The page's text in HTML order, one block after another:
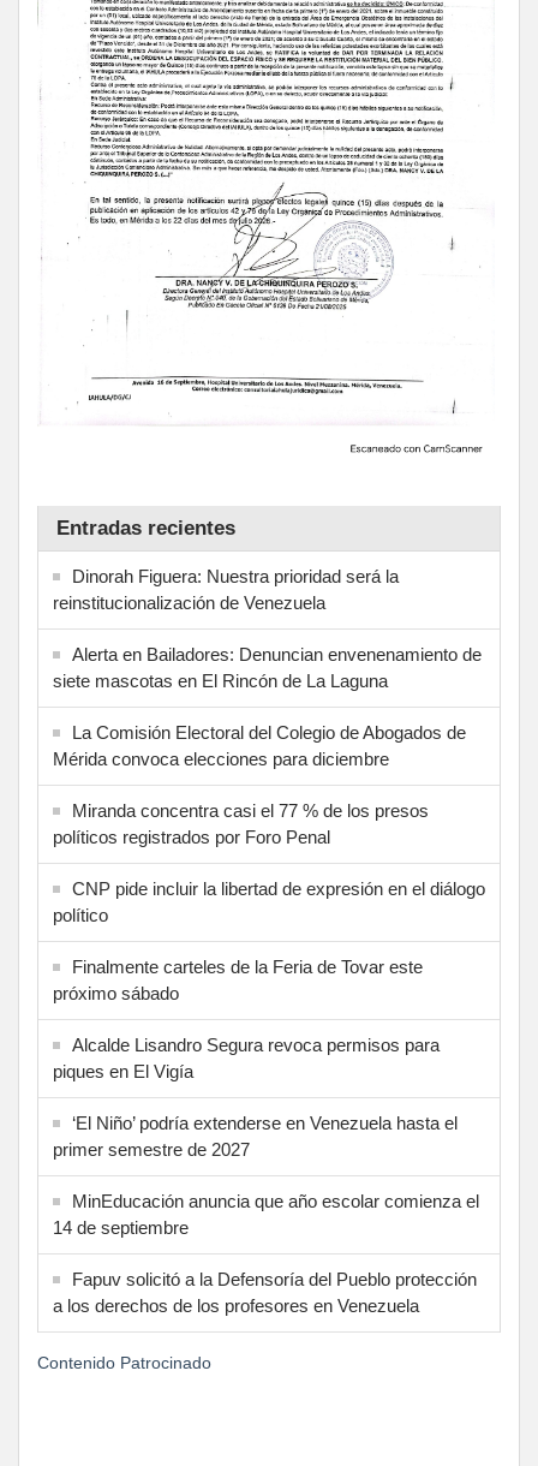
Entradas recientes
Dinorah Figuera: Nuestra prioridad será la
reinstitucionalización de Venezuela
Alerta en Bailadores: Denuncian envenenamiento de
siete mascotas en El Rincón de La Laguna
La Comisión Electoral del Colegio de Abogados de
Mérida convoca elecciones para diciembre
Miranda concentra casi el 77 % de los presos
políticos registrados por Foro Penal
CNP pide incluir la libertad de expresión en el diálogo
político
Finalmente carteles de la Feria de Tovar este
próximo sábado
Alcalde Lisandro Segura revoca permisos para
piques en El Vigía
‘El Niño’ podría extenderse en Venezuela hasta el
primer semestre de 2027
MinEducación anuncia que año escolar comienza el
14 de septiembre
Fapuv solicitó a la Defensoría del Pueblo protección
a los derechos de los profesores en Venezuela
Contenido Patrocinado